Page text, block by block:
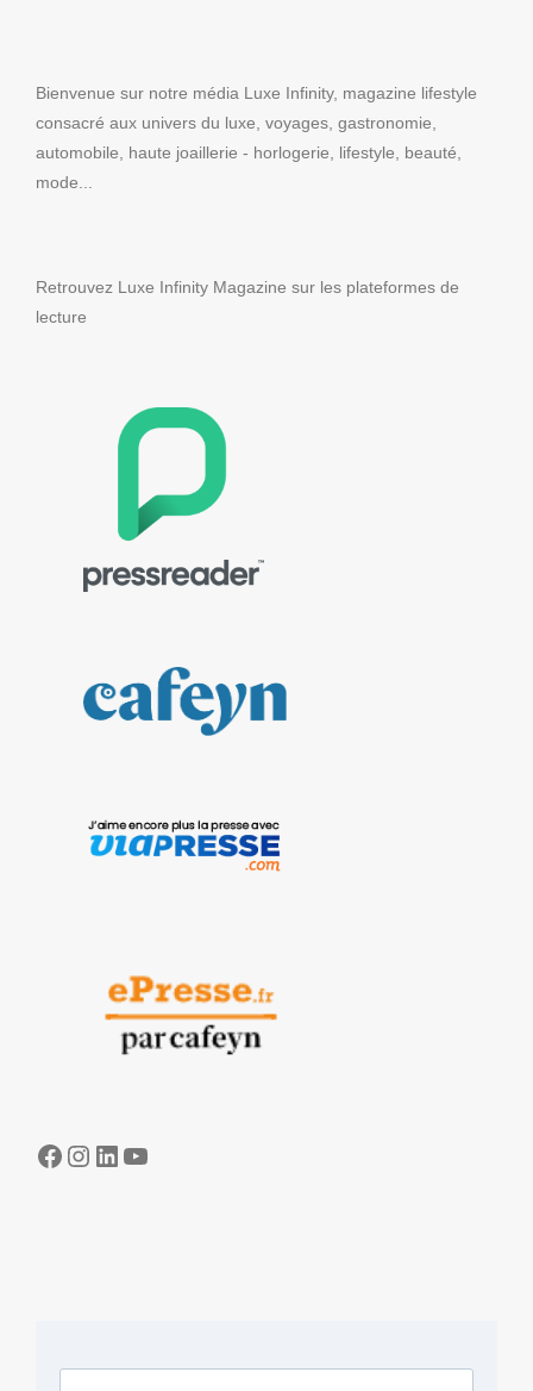
Bienvenue sur notre média Luxe Infinity, magazine lifestyle
consacré aux univers du luxe, voyages, gastronomie,
automobile, haute joaillerie - horlogerie, lifestyle, beauté,
mode...
Retrouvez Luxe Infinity Magazine sur les plateformes de
lecture
Facebook
Instagram
LinkedIn
YouTube